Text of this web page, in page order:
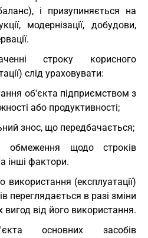
і призупиняється на
модернізації, добудови,
строку корисного
слід ураховувати:
об'єкта підприємством з
або продуктивності;
знос, що передбачається;
обмеження щодо строків
інші фактори.
використання (експлуатації)
переглядається в разі зміни
вигод від його використання.
основних засобів